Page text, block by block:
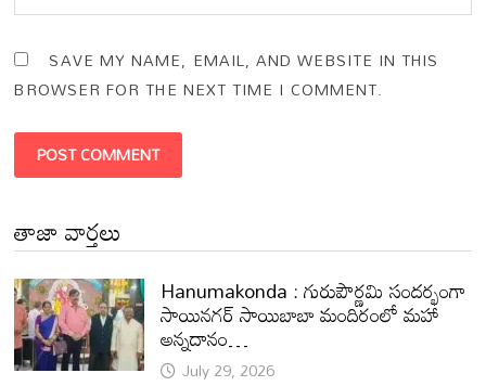
SAVE MY NAME, EMAIL, AND WEBSITE IN THIS
BROWSER FOR THE NEXT TIME I COMMENT.
తాజా వార్తలు
Hanumakonda : గురుపౌర్ణమి సందర్భంగా
సాయినగర్‌ సాయిబాబా మందిరంలో మహా
అన్నదానం…
July 29, 2026